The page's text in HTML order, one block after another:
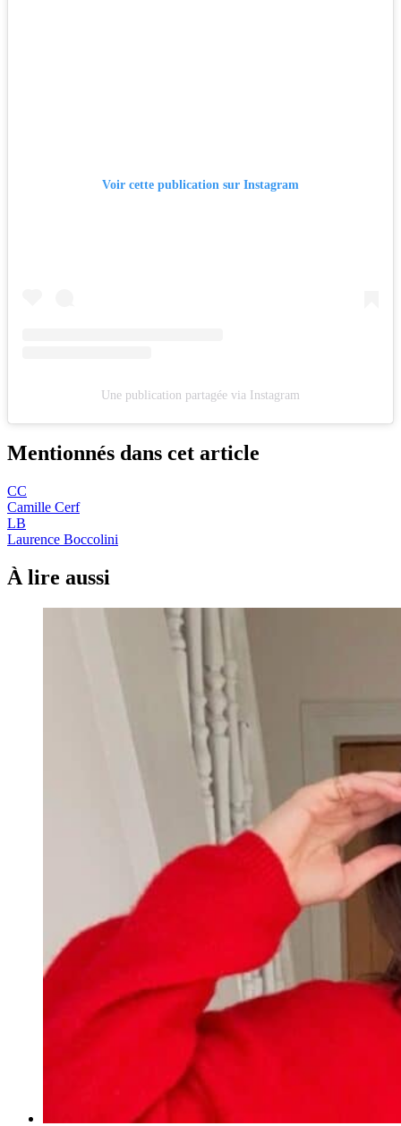
Voir cette publication sur Instagram
Une publication partagée via Instagram
Mentionnés dans cet article
CC
Camille Cerf
LB
Laurence Boccolini
À lire aussi